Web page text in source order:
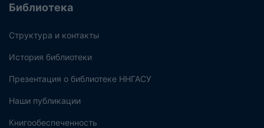
Библиотека
Структура и контакты
История библиотеки
Презентация о библиотеке ННГАСУ
Наши публикации
Книгообеспеченность